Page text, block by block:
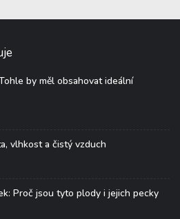
by měl obsahovat ideální
vlhkost a čistý vzduch
Proč jsou tyto plody i jejich pecky